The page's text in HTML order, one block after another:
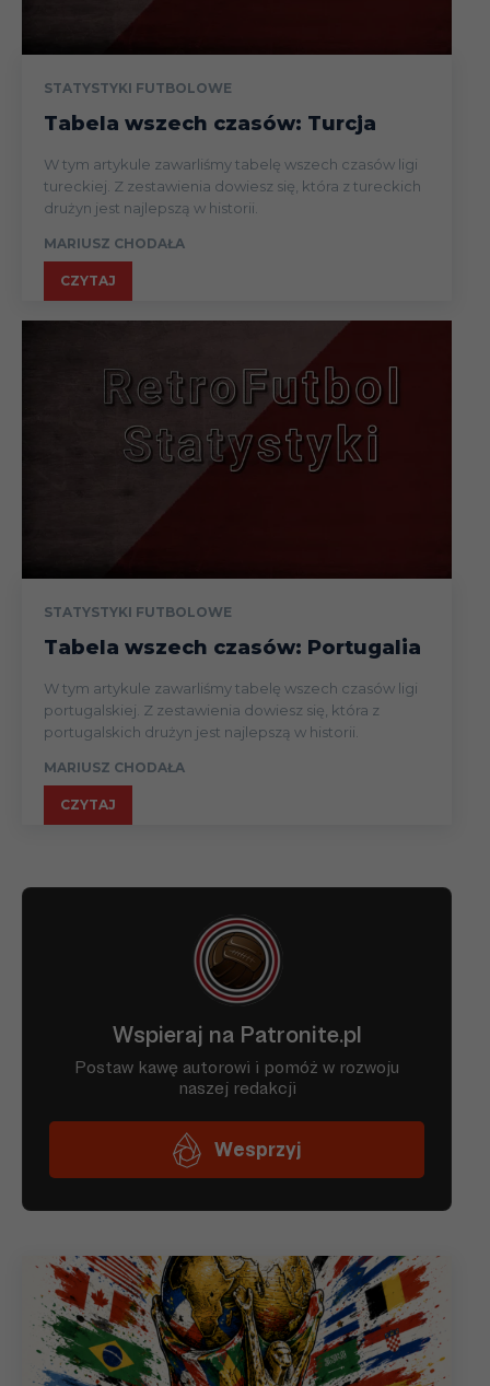
STATYSTYKI FUTBOLOWE
Tabela wszech czasów: Turcja
W tym artykule zawarliśmy tabelę wszech czasów ligi
tureckiej. Z zestawienia dowiesz się, która z tureckich
drużyn jest najlepszą w historii.
MARIUSZ CHODAŁA
CZYTAJ
STATYSTYKI FUTBOLOWE
Tabela wszech czasów: Portugalia
W tym artykule zawarliśmy tabelę wszech czasów ligi
portugalskiej. Z zestawienia dowiesz się, która z
portugalskich drużyn jest najlepszą w historii.
MARIUSZ CHODAŁA
CZYTAJ